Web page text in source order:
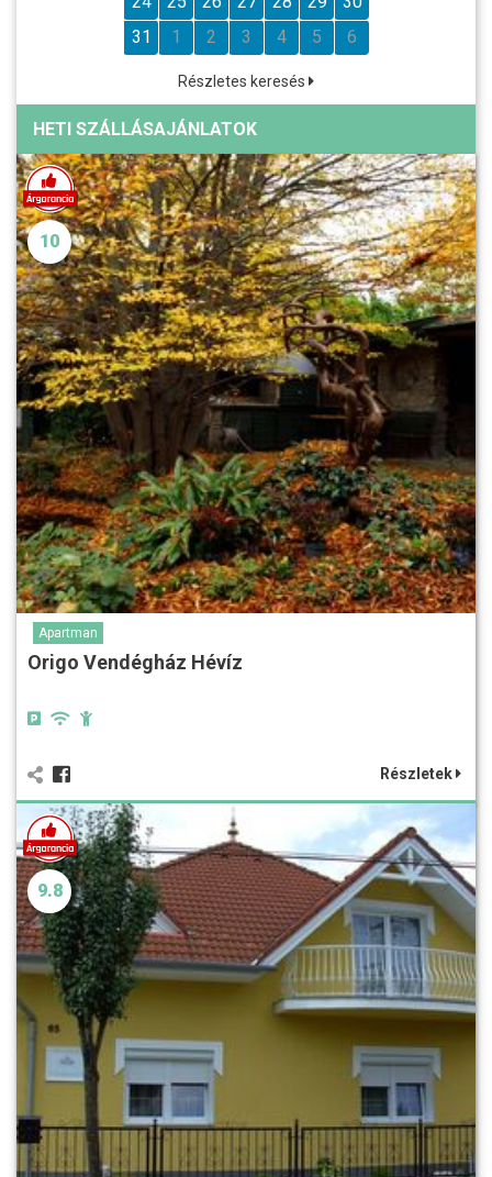
31
1 2 3 4 5 6
Részletes keresés
HETI SZÁLLÁSAJÁNLATOK
10
Apartman
Origo Vendégház Hévíz
Részletek
9.8